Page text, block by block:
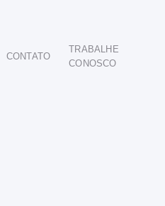
CONTATO
TRABALHE
CONOSCO